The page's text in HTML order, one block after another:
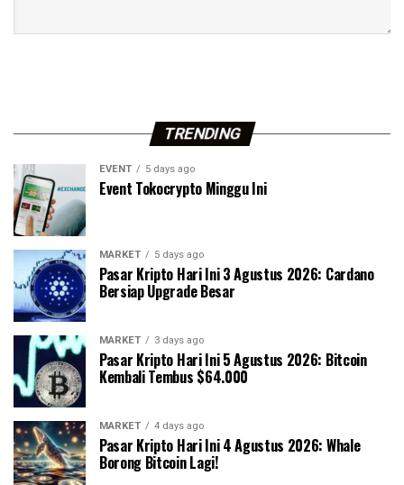
TRENDING
EVENT 5 days ago
Event Tokocrypto Minggu Ini
MARKET 5 days ago
Pasar Kripto Hari Ini 3 Agustus 2026: Cardano
Bersiap Upgrade Besar
MARKET 3 days ago
Pasar Kripto Hari Ini 5 Agustus 2026: Bitcoin
Kembali Tembus $64.000
MARKET 4 days ago
Pasar Kripto Hari Ini 4 Agustus 2026: Whale
Borong Bitcoin Lagi!